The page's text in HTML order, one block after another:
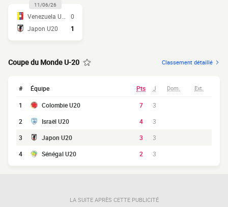
11/06/26
0
Japon U20
1
Coupe du Monde U-20 Classement détaillé
# Équipe Pts J Dom. Ext.
1 Colombie U20 7
3
2
Israël U20 4
3
3
Japon U20 3
3
4
Sénégal U20 2 3
LA SUITE APRÈS CETTE PUBLICITÉ